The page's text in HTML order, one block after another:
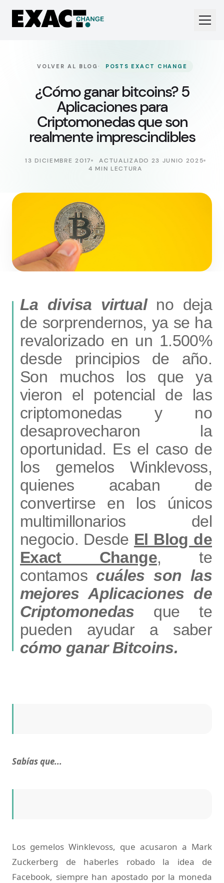
VOLVER AL BLOG · POSTS EXACT CHANGE
¿Cómo ganar bitcoins? 5
Aplicaciones para
Criptomonedas que son
realmente imprescindibles
13 DICIEMBRE 2017
ACTUALIZADO 23 JUNIO 2025
4 MIN LECTURA
La divisa virtual no deja
de sorprendernos, ya se ha
revalorizado en un 1.500%
desde principios de año.
Son muchos los que ya
vieron el potencial de las
criptomonedas y no
desaprovecharon la
oportunidad. Es el caso de
los gemelos Winklevoss,
quienes acaban de
convertirse en los únicos
multimillonarios del
negocio. Desde El Blog de
Exact Change, te
contamos cuáles son las
mejores Aplicaciones de
Criptomonedas que te
pueden ayudar a saber
cómo ganar Bitcoins.
Sabías que...
Los gemelos Winklevoss, que acusaron a Mark
Zuckerberg de haberles robado la idea de
Facebook, siempre han apostado por la moneda